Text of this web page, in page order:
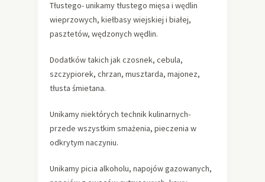
Tłustego- unikamy tłustego mięsa i wędlin
wieprzowych, kiełbasy wiejskiej i białej,
pasztetów, wędzonych wędlin.
Dodatków takich jak czosnek, cebula,
szczypiorek, chrzan, musztarda, majonez,
tłusta śmietana.
Unikamy niektórych technik kulinarnych-
przede wszystkim smażenia, pieczenia w
odkrytym naczyniu.
Unikamy picia alkoholu, napojów gazowanych,